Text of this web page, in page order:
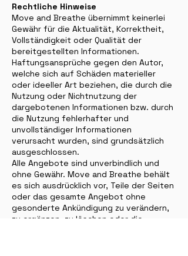
Rechtliche Hinweise
Move and Breathe übernimmt keinerlei
Gewähr für die Aktualität, Korrektheit,
Vollständigkeit oder Qualität der
bereitgestellten Informationen.
Haftungsansprüche gegen den Autor,
welche sich auf Schäden materieller
oder ideeller Art beziehen, die durch die
Nutzung oder Nichtnutzung der
dargebotenen Informationen bzw. durch
die Nutzung fehlerhafter und
unvollständiger Informationen
verursacht wurden, sind grundsätzlich
ausgeschlossen.
Alle Angebote sind unverbindlich und
ohne Gewähr. Move and Breathe behält
es sich ausdrücklich vor, Teile der Seiten
oder das gesamte Angebot ohne
gesonderte Ankündigung zu verändern,
zu ergänzen, zu löschen oder die